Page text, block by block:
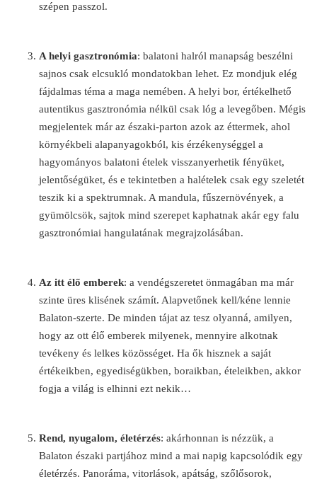
szépen passzol.
A helyi gasztronómia: balatoni halról manapság beszélni
sajnos csak elcsukló mondatokban lehet. Ez mondjuk elég
fájdalmas téma a maga nemében. A helyi bor, értékelhető
autentikus gasztronómia nélkül csak lóg a levegőben. Mégis
megjelentek már az északi-parton azok az éttermek, ahol
környékbeli alapanyagokból, kis érzékenységgel a
hagyományos balatoni ételek visszanyerhetik fényüket,
jelentőségüket, és e tekintetben a halételek csak egy szeletét
teszik ki a spektrumnak. A mandula, fűszernövények, a
gyümölcsök, sajtok mind szerepet kaphatnak akár egy falu
gasztronómiai hangulatának megrajzolásában.
Az itt élő emberek: a vendégszeretet önmagában ma már
szinte üres klisének számít. Alapvetőnek kell/kéne lennie
Balaton-szerte. De minden tájat az tesz olyanná, amilyen,
hogy az ott élő emberek milyenek, mennyire alkotnak
tevékeny és lelkes közösséget. Ha ők hisznek a saját
értékeikben, egyediségükben, boraikban, ételeikben, akkor
fogja a világ is elhinni ezt nekik…
Rend, nyugalom, életérzés: akárhonnan is nézzük, a
Balaton északi partjához mind a mai napig kapcsolódik egy
életérzés. Panoráma, vitorlások, apátság, szőlősorok,